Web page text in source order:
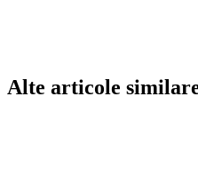
Alte articole